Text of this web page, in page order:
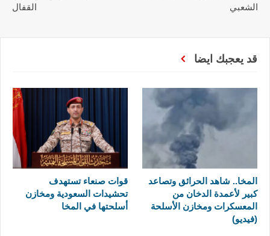
الشعبي
القفال
قد يعجبك ايضا
المخا.. شاهد الحرائق وتصاعد
كبير لأعمدة الدخان من
المعسكرات ومخازن الأسلحة
(فيديو)
قوات صنعاء تستهدف
تحشيدات السعودية ومخازن
أسلحتها في المخا